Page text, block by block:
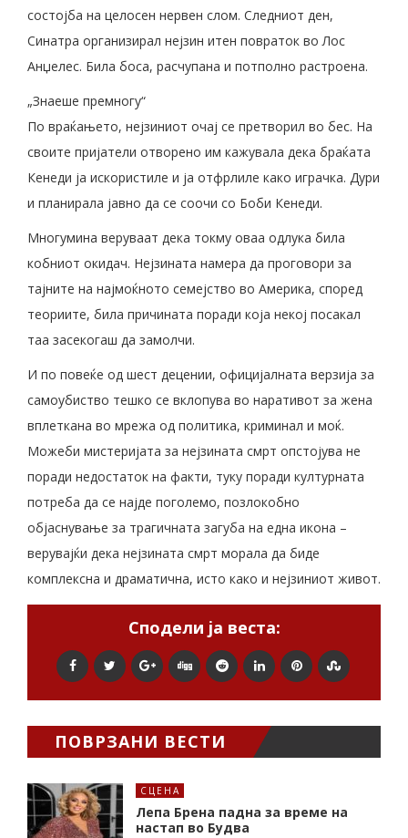
состојба на целосен нервен слом. Следниот ден,
Синатра организирал нејзин итен повраток во Лос
Анџелес. Била боса, расчупана и потполно растроена.
„Знаеше премногу“
По враќањето, нејзиниот очај се претворил во бес. На
своите пријатели отворено им кажувала дека браќата
Кенеди ја искористиле и ја отфрлиле како играчка. Дури
и планирала јавно да се соочи со Боби Кенеди.
Многумина веруваат дека токму оваа одлука била
кобниот окидач. Нејзината намера да проговори за
тајните на најмоќното семејство во Америка, според
теориите, била причината поради која некој посакал
таа засекогаш да замолчи.
И по повеќе од шест децении, официјалната верзија за
самоубиство тешко се вклопува во наративот за жена
вплеткана во мрежа од политика, криминал и моќ.
Можеби мистеријата за нејзината смрт опстојува не
поради недостаток на факти, туку поради културната
потреба да се најде поголемо, позлокобно
објаснување за трагичната загуба на една икона –
верувајќи дека нејзината смрт морала да биде
комплексна и драматична, исто како и нејзиниот живот.
Сподели ја веста:
ПОВРЗАНИ ВЕСТИ
СЦЕНА
Лепа Брена падна за време на
настап во Будва